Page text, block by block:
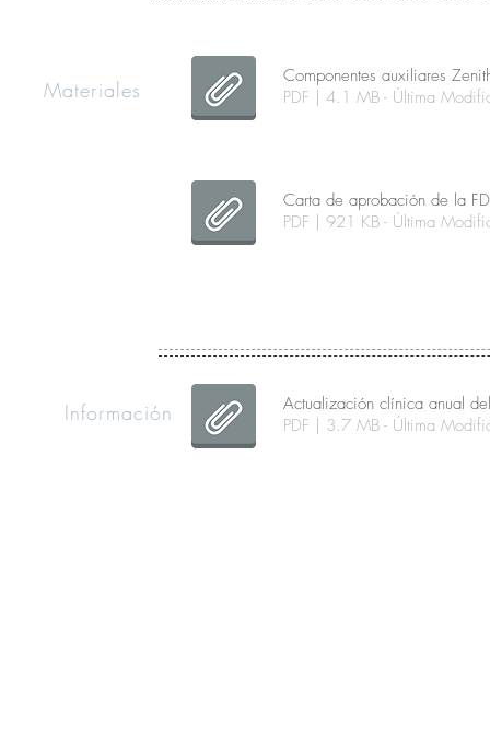
Componentes auxiliares
PDF | 4.1 MB - Última
Materiales
Información
Carta de aprobación de la
PDF | 921 KB - Última
Actualización clínica anual
PDF | 3.7 MB - Última